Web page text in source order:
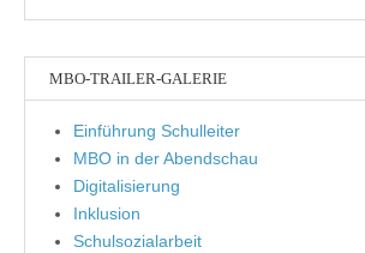
MBO-TRAILER-GALERIE
Einführung Schulleiter
MBO in der Abendschau
Digitalisierung
Inklusion
Schulsozialarbeit